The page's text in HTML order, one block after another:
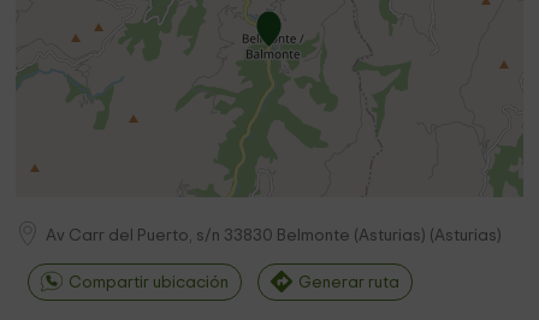
Av Carr del Puerto, s/n 33830 Belmonte (Asturias) (Asturias)
Compartir ubicación Generar ruta